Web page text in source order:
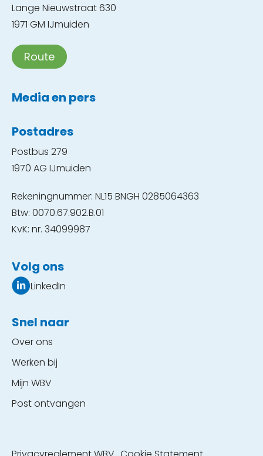
Lange Nieuwstraat 630
1971 GM IJmuiden
Route
Media en pers
Postadres
Postbus 279
1970 AG IJmuiden
Rekeningnummer: NL15 BNGH 0285064363
Btw: 0070.67.902.B.01
KvK: nr. 34099987
Volg ons
LinkedIn
Snel naar
Over ons
Werken bij
Mijn WBV
Post ontvangen